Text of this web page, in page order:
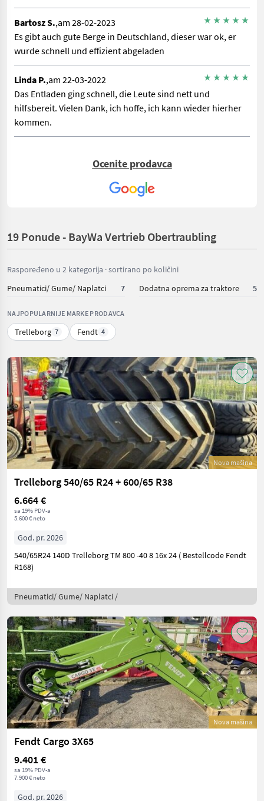
Bartosz S.,am 28-02-2023
Es gibt auch gute Berge in Deutschland, dieser war ok, er
wurde schnell und effizient abgeladen
Linda P.,am 22-03-2022
Das Entladen ging schnell, die Leute sind nett und
hilfsbereit. Vielen Dank, ich hoffe, ich kann wieder hierher
kommen.
Ocenite prodavca
19 Ponude - BayWa Vertrieb Obertraubling
Raspoređeno u 2 kategorija · sortirano po količini
Pneumatici/ Gume/ Naplatci
7 Dodatna oprema za traktore 5
NAJPOPULARNIJE MARKE PRODAVCA
Trelleborg 7 Fendt 4
Nova mašina
Trelleborg 540/65 R24 + 600/65 R38
6.664 €
sa 19% PDV-a
5.600 € neto
God. pr. 2026
540/65R24 140D Trelleborg TM 800 -40 8 16x 24 ( Bestellcode Fendt
R168)
Pneumatici/ Gume/ Naplatci /
Nova mašina
Fendt Cargo 3X65
9.401 €
sa 19% PDV-a
7.900 € neto
God. pr. 2026